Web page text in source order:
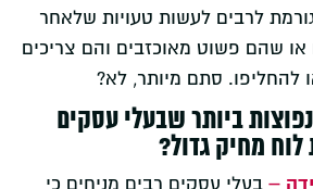
לרבים לעשות טעויות שלאחר
שהם פשוט מאוכזבים והם צריכים
להחליפו. סתם מיותר, לא?
הנפוצות ביותר שבעלי עסקים
מחיק גדול?